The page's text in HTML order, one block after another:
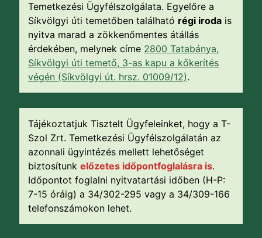
Temetkezési Ügyfélszolgálata. Egyelőre a
Síkvölgyi úti temetőben található régi iroda is
nyitva marad a zökkenőmentes átállás
érdekében, melynek címe 2800 Tatabánya,
Síkvölgyi úti temető, 3-as kapu a kőkerítés
végén (Síkvölgyi út. hrsz. 01009/12).
Tájékoztatjuk Tisztelt Ügyfeleinket, hogy a T-
Szol Zrt. Temetkezési Ügyfélszolgálatán az
azonnali ügyintézés mellett lehetőséget
biztosítunk előzetes időpontfoglalásra is.
Időpontot foglalni nyitvatartási időben (H-P:
7-15 óráig) a 34/302-295 vagy a 34/309-166
telefonszámokon lehet.